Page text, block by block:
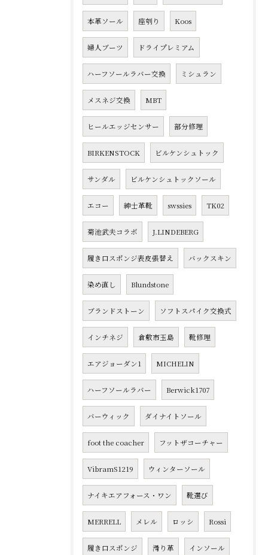
本革ソール 座刳り Koos
婦人ブーツ ドライプレミアム
ハーフソールラバー交換 ミシュラン
メスネジ交換 MBT
ヒールエッジセンサー 部分修理
BIRKENSTOCK ビルケンシュトック
サンダル ビルケンシュトックソール
エコー 紳士革靴 swssies TK02
菊池武夫コラボ J.LINDEBERG
履き口スポンジ表皮張替え バックスキン
染め直し Blundstone
ブランドストーン ソフトスパイク交換式
インチネジ 倉敷市玉島 靴修理
エアジョーダン1 MICHELIN
ハーフソールラバー Berwick1707
バーウィック ダイナイトソール
foot the coacher フットザコーチャー
VibramS1219 ウィンターソール
ナイキエアフォース・ワン 靴選び
MERRELL メレル ロッシ Rossi
履き口スポンジ 滑り革 インソール